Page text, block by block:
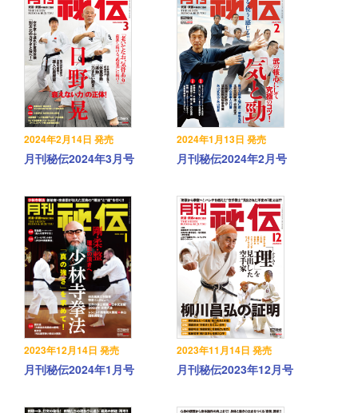
2024年2月14日 発売
月刊秘伝2024年3月号
2024年1月13日 発売
月刊秘伝2024年2月号
2023年12月14日 発売
月刊秘伝2024年1月号
2023年11月14日 発売
月刊秘伝2023年12月号